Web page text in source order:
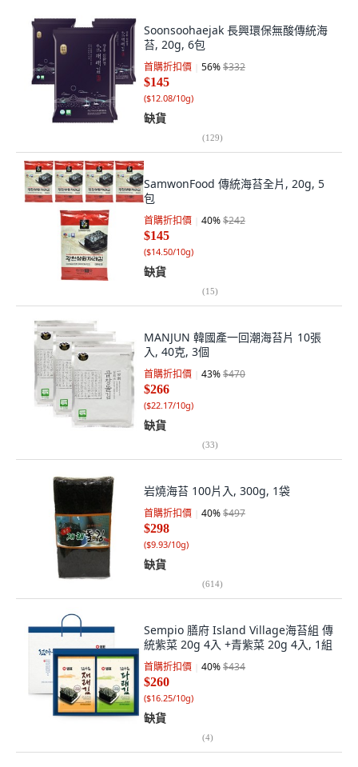
Soonsoohaejak 長興環保無酸傳統海
苔, 20g, 6包
首購折扣價 56%$332
$145
($12.08/10g)
缺貨
(129)
SamwonFood 傳統海苔全片, 20g, 5
包
首購折扣價 40%$242
$145
($14.50/10g)
缺貨
(15)
MANJUN 韓國產一回潮海苔片 10張
入, 40克, 3個
首購折扣價 43%$470
$266
($22.17/10g)
缺貨
(33)
岩燒海苔 100片入, 300g, 1袋
首購折扣價 40%$497
$298
($9.93/10g)
缺貨
(614)
Sempio 膳府 Island Village海苔組 傳
統紫菜 20g 4入 +青紫菜 20g 4入, 1組
首購折扣價 40%$434
$260
($16.25/10g)
缺貨
(4)